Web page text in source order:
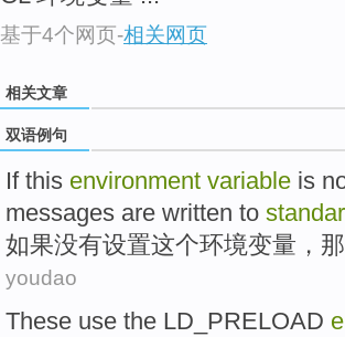
基于4个网页-相关网页
相关文章
双语例句
If this environment variable is
messages are written to
如果没有设置这个环境变量 ，
youdao
These use the LD_PRELOAD